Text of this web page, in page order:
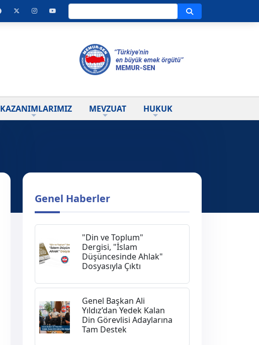
KAZANIMLARIMIZ MEVZUAT HUKUK
Genel Haberler
"Din ve Toplum"
Dergisi, "İslam
Düşüncesinde Ahlak"
Dosyasıyla Çıktı
Genel Başkan Ali
Yıldız’dan Yedek Kalan
Din Görevlisi Adaylarına
Tam Destek